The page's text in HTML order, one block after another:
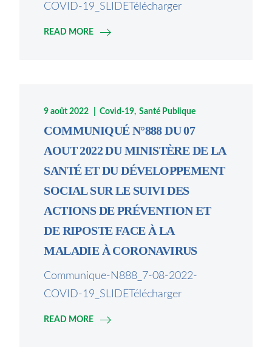
COVID-19_SLIDETélécharger
READ MORE
9 août 2022 Covid-19 Santé Publique
COMMUNIQUÉ N°888 DU 07
AOUT 2022 DU MINISTÈRE DE LA
SANTÉ ET DU DÉVELOPPEMENT
SOCIAL SUR LE SUIVI DES
ACTIONS DE PRÉVENTION ET
DE RIPOSTE FACE À LA
MALADIE À CORONAVIRUS
Communique-N888_7-08-2022-
COVID-19_SLIDETélécharger
READ MORE